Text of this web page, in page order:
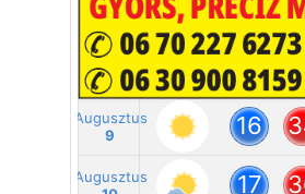
A nagyvilág képekben